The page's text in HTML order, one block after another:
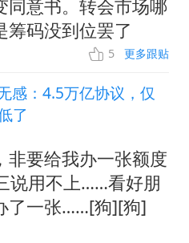
同意书。转会市场哪
筹码没到位罢了
5 更多跟贴
感：4.5万亿协议，仅
了
非要给我办一张额度
说用不上……看好朋
了一张……[狗][狗]